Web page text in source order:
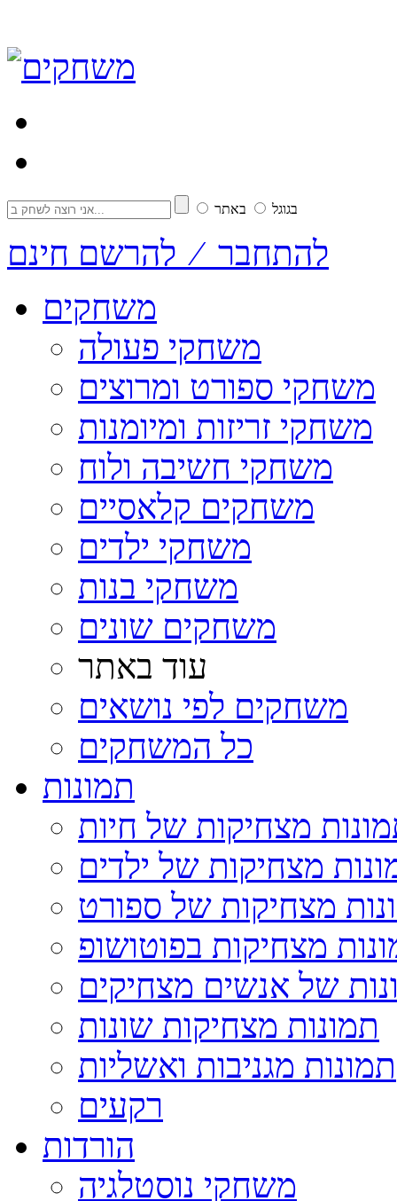
בגוגל באתר
להתחבר ⁄ להרשם חינם
משחקים
משחקי פעולה
משחקי ספורט ומרוצים
משחקי זריזות ומיומנות
משחקי חשיבה ולוח
משחקים קלאסיים
משחקי ילדים
משחקי בנות
משחקים שונים
עוד באתר
משחקים לפי נושאים
כל המשחקים
תמונות
מצחיקות של חיות
מצחיקות של ילדים
מצחיקות של ספורט
מצחיקות בפוטושופ
של אנשים מצחיקים
תמונות מצחיקות שונות
תמונות מגניבות ואשליות
רקעים
הורדות
משחקי נוסטלגיה